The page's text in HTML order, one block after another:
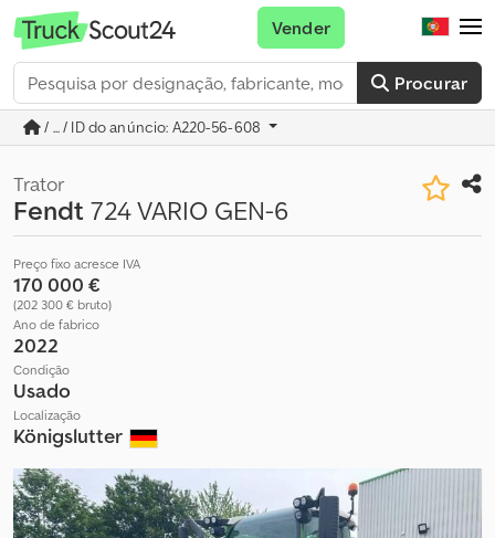
Procurar
Vender
/ ... / ID do anúncio: A220-56-608
Trator
Fendt724 VARIO GEN-6
Preço fixo acresce IVA
170 000 €
(202 300 € bruto)
Ano de fabrico
2022
Condição
Usado
Localização
Königslutter